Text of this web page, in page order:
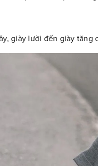
giày lười đến giày tăng